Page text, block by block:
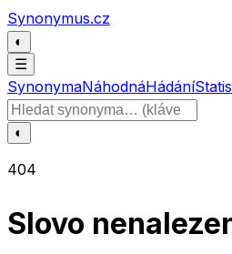
Přeskočit na obsah
Synonymus.cz
◐
☰
SynonymaNáhodnáHádání
Hledat slovo
◐
404
Slovo